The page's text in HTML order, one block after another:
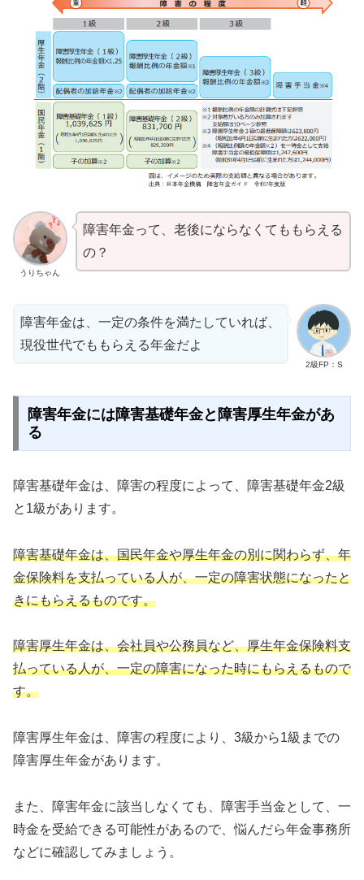
うりちゃん
障害年金って、老後にならなくてももらえる
の？
2級FP：S
障害年金は、一定の条件を満たしていれば、
現役世代でももらえる年金だよ
障害年金には障害基礎年金と障害厚生年金があ
る
障害基礎年金は、障害の程度によって、障害基礎年金2級
と1級があります。
障害基礎年金は、国民年金や厚生年金の別に関わらず、年
金保険料を支払っている人が、一定の障害状態になったと
きにもらえるものです。
障害厚生年金は、会社員や公務員など、厚生年金保険料支
払っている人が、一定の障害になった時にもらえるもので
す。
障害厚生年金は、障害の程度により、3級から1級までの
障害厚生年金があります。
また、障害年金に該当しなくても、障害手当金として、一
時金を受給できる可能性があるので、悩んだら年金事務所
などに確認してみましょう。